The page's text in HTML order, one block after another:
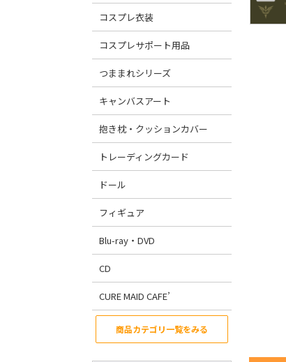
コスプレ衣装
コスプレサポート用品
つままれシリーズ
キャンバスアート
抱き枕・クッションカバー
トレーディングカード
ドール
フィギュア
Blu-ray・DVD
CD
CURE MAID CAFE’
商品カテゴリ一覧をみる